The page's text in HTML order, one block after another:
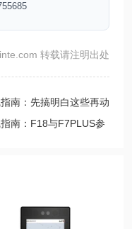
转载请注明出处
南：先搞明白这些再动
南：F18与F7PLUS参